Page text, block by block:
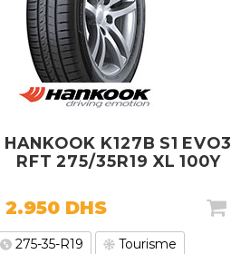
HANKOOK K127B S1 EVO3
RFT 275/35R19 XL 100Y
2.950 DHS
275-35-R19 Tourisme